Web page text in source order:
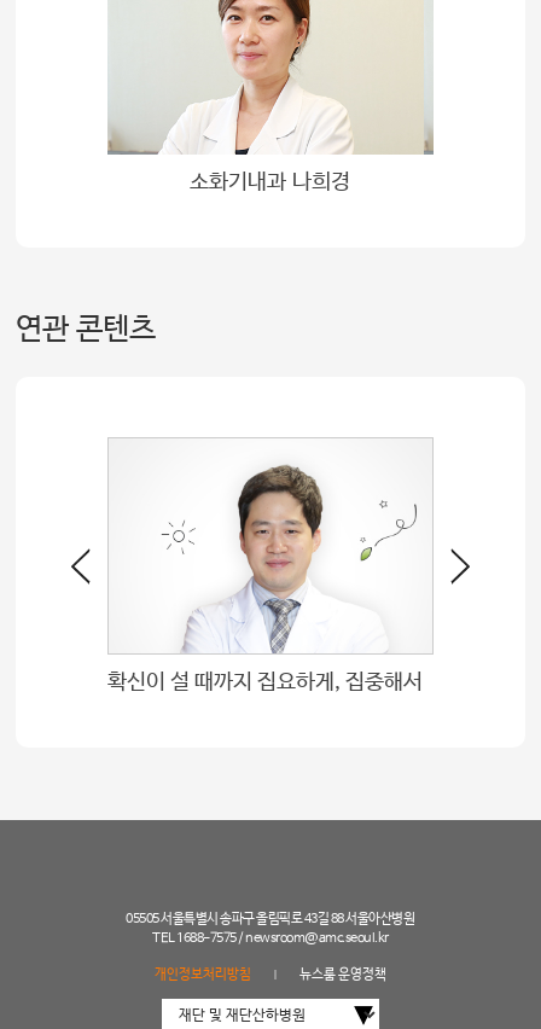
소화기내과 나희경
연관 콘텐츠
확신이 설 때까지 집요하게, 집중해서
05505 서울특별시 송파구 올림픽로 43길 88 서울아산병원
TEL 1688-7575 /newsroom@amc.seoul.kr
개인정보처리방침 뉴스룸 운영정책